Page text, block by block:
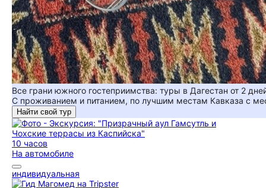
Все грани южного гостеприимства: туры в Дагестан от 2
С проживанием и питанием, по лучшим местам Кавказа с
Найти свой тур
10 часов
На автомобиле
индивидуальная